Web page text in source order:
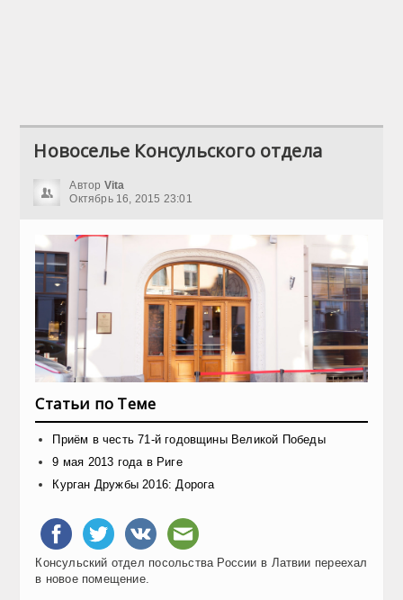
Новоселье Консульского отдела
Автор Vita
Октябрь 16, 2015 23:01
Статьи по Теме
Приём в честь 71-й годовщины Великой Победы
9 мая 2013 года в Риге
Курган Дружбы 2016: Дорога
Консульский отдел посольства России в Латвии переехал
в новое помещение.